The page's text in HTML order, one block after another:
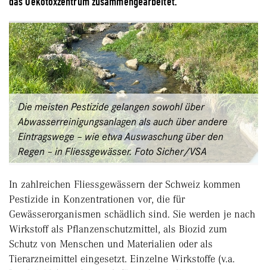
Die meisten Pestizide gelangen sowohl über
Abwasserreinigungsanlagen als auch über andere
Eintragswege – wie etwa Auswaschung über den
Regen – in Fliessgewässer. Foto Sicher/VSA
In zahlreichen Fliessgewässern der Schweiz kommen
Pestizide in Konzentrationen vor, die für
Gewässerorganismen schädlich sind. Sie werden je nach
Wirkstoff als Pflanzenschutzmittel, als Biozid zum
Schutz von Menschen und Materialien oder als
Tierarzneimittel eingesetzt. Einzelne Wirkstoffe (v.a.